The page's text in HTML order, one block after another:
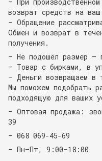
возврат средств на
— Обращение
Обмен и возврат в
получения.
— Не подошёл размер —
— Товар с бирками, в
— Деньги возвращаем в
Мы поможем подобрать
подходящую для ваших
— Оптовая продажа:
39
— 068 069-45-69
— Пн–Пт, 9:00–18:00